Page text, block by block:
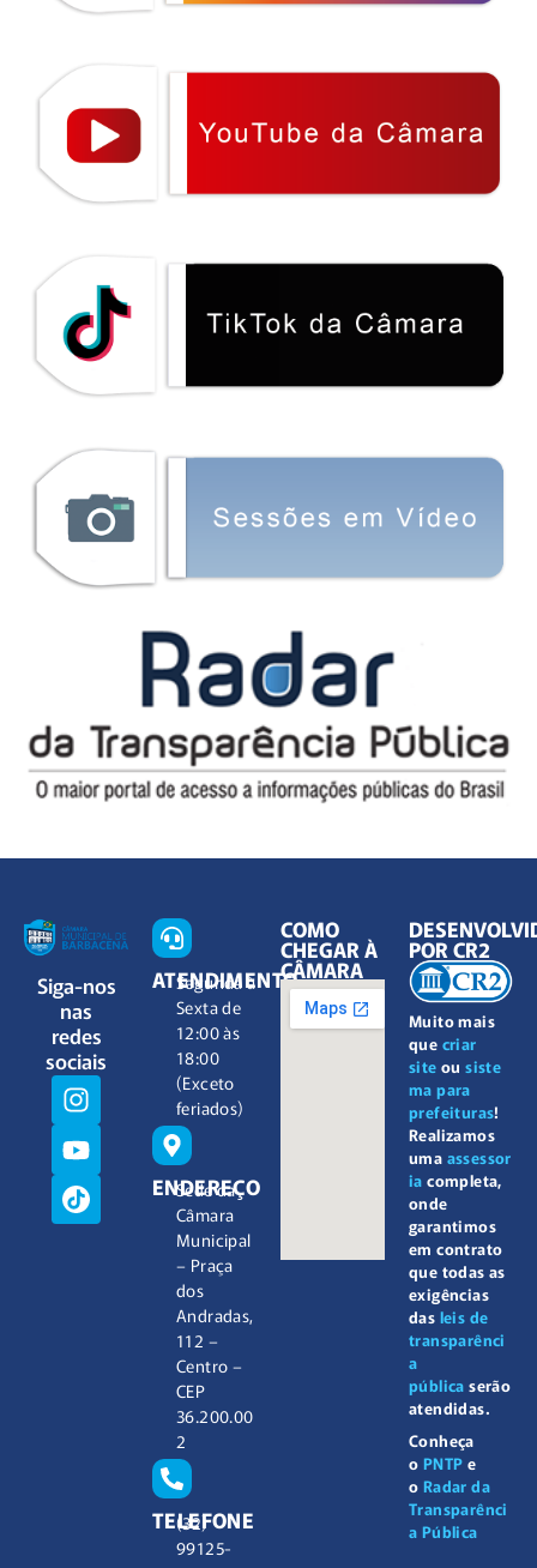
Siga-nos
nas
redes
sociais
ATENDIMENTO
Segunda à
Sexta de
12:00 às
18:00
(Exceto
feriados)
ENDEREÇO
Sede da
Câmara
Municipal
– Praça
dos
Andradas,
112 –
Centro –
CEP
36.200.00
2
TELEFONE
(32)
99125-
COMO
CHEGAR À
CÂMARA
Muito mais
que criar
site ousiste
ma para
prefeituras!
Realizamos
uma assessor
ia completa,
onde
garantimos
em contrato
que todas as
exigências
das leis de
transparênci
a
pública serão
atendidas.
Conheça
o PNTP e
o Radar da
Transparênci
a Pública
POR CR2